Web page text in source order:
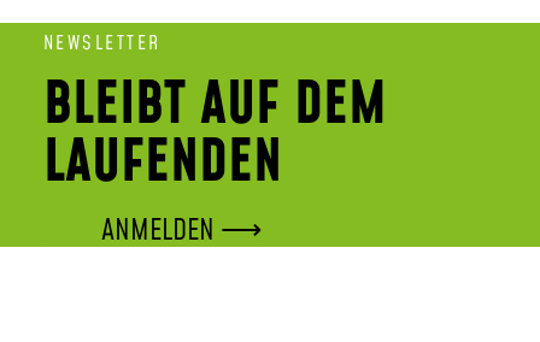
NEWSLETTER
BLEIBT AUF DEM
LAUFENDEN
ANMELDEN ⟶